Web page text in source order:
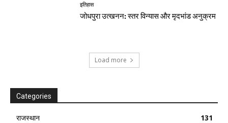
इतिहास
जोधपुरा उत्खनन: स्तर विन्यास और मृदभांड अनुक्रम
Load more
Categories
राजस्थान
131